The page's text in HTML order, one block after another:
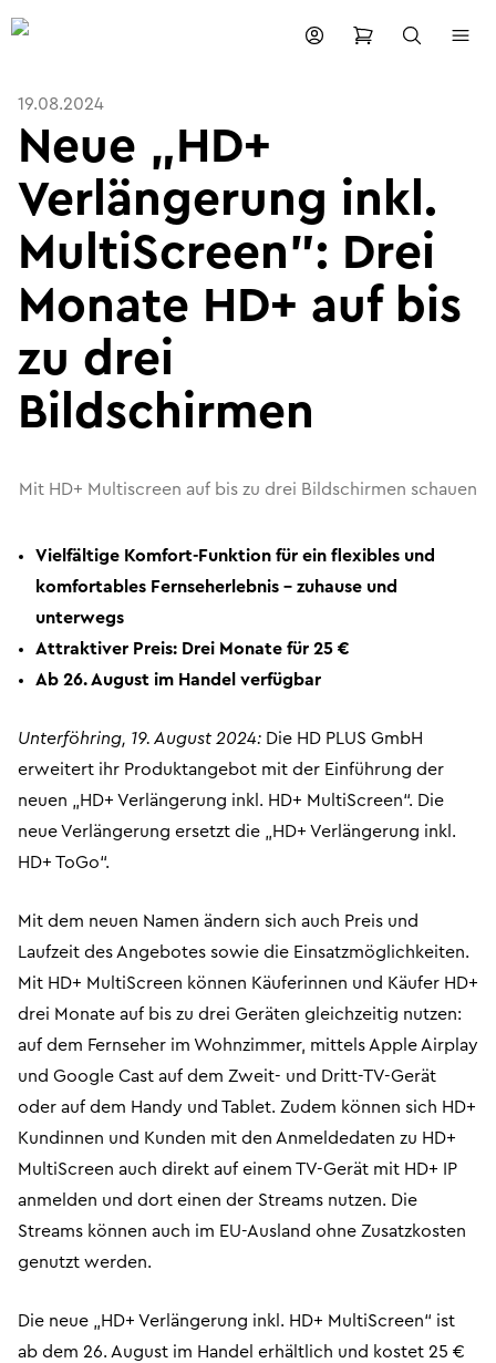
19.08.2024
Neue „HD+
Verlängerung inkl.
MultiScreen": Drei
Monate HD+ auf bis
zu drei
Bildschirmen
Mit HD+ Multiscreen auf bis zu drei Bildschirmen schauen
Vielfältige Komfort-Funktion für ein flexibles und
komfortables Fernseherlebnis – zuhause und
unterwegs
Attraktiver Preis: Drei Monate für 25 €
Ab 26. August im Handel verfügbar
Unterföhring, 19. August 2024: Die HD PLUS GmbH
erweitert ihr Produktangebot mit der Einführung der
neuen „HD+ Verlängerung inkl. HD+ MultiScreen“. Die
neue Verlängerung ersetzt die „HD+ Verlängerung inkl.
HD+ ToGo“.
Mit dem neuen Namen ändern sich auch Preis und
Laufzeit des Angebotes sowie die Einsatzmöglichkeiten.
Mit HD+ MultiScreen können Käuferinnen und Käufer HD+
drei Monate auf bis zu drei Geräten gleichzeitig nutzen:
auf dem Fernseher im Wohnzimmer, mittels Apple Airplay
und Google Cast auf dem Zweit- und Dritt-TV-Gerät
oder auf dem Handy und Tablet. Zudem können sich HD+
Kundinnen und Kunden mit den Anmeldedaten zu HD+
MultiScreen auch direkt auf einem TV-Gerät mit HD+ IP
anmelden und dort einen der Streams nutzen. Die
Streams können auch im EU-Ausland ohne Zusatzkosten
genutzt werden.
Die neue „HD+ Verlängerung inkl. HD+ MultiScreen“ ist
ab dem 26. August im Handel erhältlich und kostet 25 €